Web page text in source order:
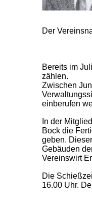
Der
Bereits im
zählen.
Zwischen
einberufen
In der
Bock die
geben.
Gebäuden
Vereinswirt
Die
16.00 Uhr.